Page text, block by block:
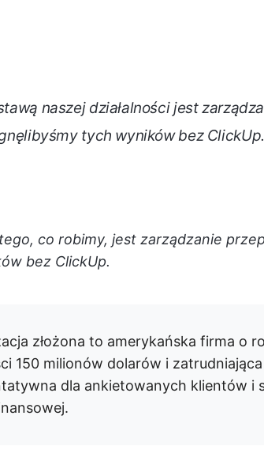
naszej działalności jest
tych wyników bez ClickUp.
co robimy, jest zarządzanie
bez ClickUp.
złożona to amerykańska firma o
150 milionów dolarów i
dla ankietowanych klientów i